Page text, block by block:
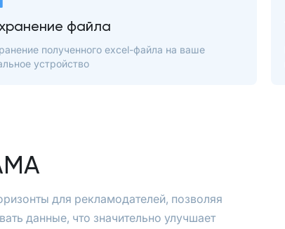
файла
полученного excel-файла на ваше
устройство
для рекламодателей, позволяя
данные, что значительно улучшает